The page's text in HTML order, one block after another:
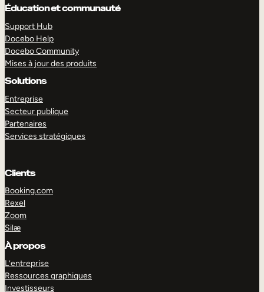
Éducation et communauté
Support Hub
Docebo Help
Docebo Community
Mises à jour des produits
Solutions
Entreprise
Secteur publique
Partenaires
Services stratégiques
Clients
Booking.com
Rexel
Zoom
Silæ
À propos
L’entreprise
Ressources graphiques
Investisseurs